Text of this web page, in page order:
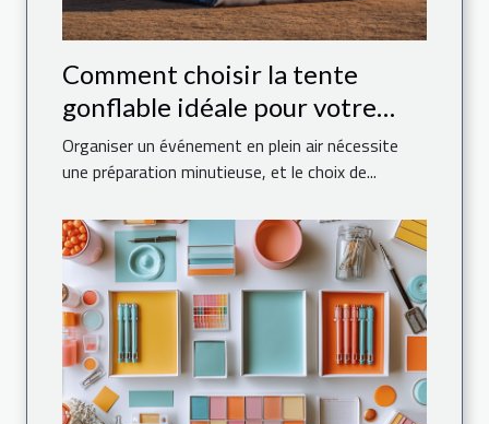
Comment choisir la tente
gonflable idéale pour votre
événement
Organiser un événement en plein air nécessite
une préparation minutieuse, et le choix de...